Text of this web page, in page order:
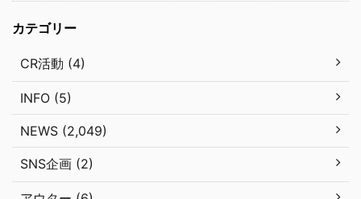
カテゴリー
CR活動 (4)
INFO (5)
NEWS (2,049)
SNS企画 (2)